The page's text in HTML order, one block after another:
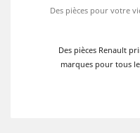
Des pièces pour votre
Des pièces Renault
marques pour tous